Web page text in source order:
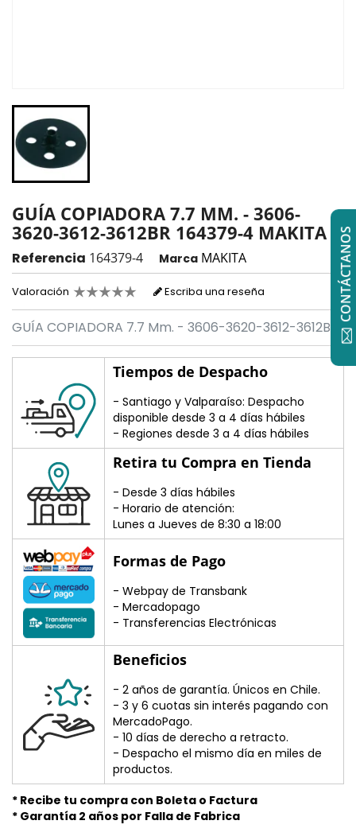
GUÍA COPIADORA 7.7 MM. - 3606-
3620-3612-3612BR 164379-4 MAKITA
Referencia 164379-4 Marca MAKITA
Valoración Escriba una reseña
GUÍA COPIADORA 7.7 Mm. - 3606-3620-3612-3612BR
Tiempos de Despacho
- Santiago y Valparaíso: Despacho
disponible desde 3 a 4 días hábiles
- Regiones desde 3 a 4 días hábiles
Retira tu Compra en Tienda
- Desde 3 días hábiles
- Horario de atención:
Lunes a Jueves de 8:30 a 18:00
Formas de Pago
- Webpay de Transbank
- Mercadopago
- Transferencias Electrónicas
Beneficios
- 2 años de garantía. Únicos en Chile.
- 3 y 6 cuotas sin interés pagando con
MercadoPago.
- 10 días de derecho a retracto.
- Despacho el mismo día en miles de
productos.
* Recibe tu compra con Boleta o Factura
* Garantía 2 años por Falla de Fabrica
CONTÁCTANOS